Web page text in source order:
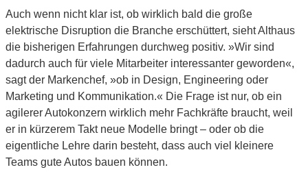
Auch wenn nicht klar ist, ob wirklich bald die große
elektrische Disruption die Branche erschüttert, sieht Althaus
die bisherigen Erfahrungen durchweg positiv. »Wir sind
dadurch auch für viele Mitarbeiter interessanter geworden«,
sagt der Markenchef, »ob in Design, Engineering oder
Marketing und Kommunikation.« Die Frage ist nur, ob ein
agilerer Autokonzern wirklich mehr Fachkräfte braucht, weil
er in kürzerem Takt neue Modelle bringt – oder ob die
eigentliche Lehre darin besteht, dass auch viel kleinere
Teams gute Autos bauen können.